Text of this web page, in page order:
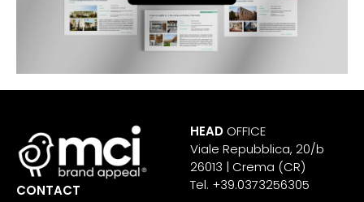
CONTACT
HEAD OFFICE
Viale Repubblica, 20/b
26013 | Crema (CR)
Tel. +39.0373256305